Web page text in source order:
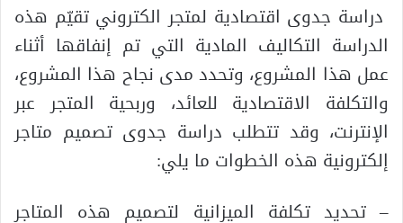
دراسة جدوى اقتصادية لمتجر الكتروني تقيّم هذه
الدراسة التكاليف المادية التي تم إنفاقها أثناء
عمل هذا المشروع، وتحدد مدى نجاح هذا المشروع،
والتكلفة الاقتصادية للعائد، وربحية المتجر عبر
الإنترنت، وقد تتطلب دراسة جدوى تصميم متاجر
إلكترونية هذه الخطوات ما يلي:
– تحديد تكلفة الميزانية لتصميم هذه المتاجر